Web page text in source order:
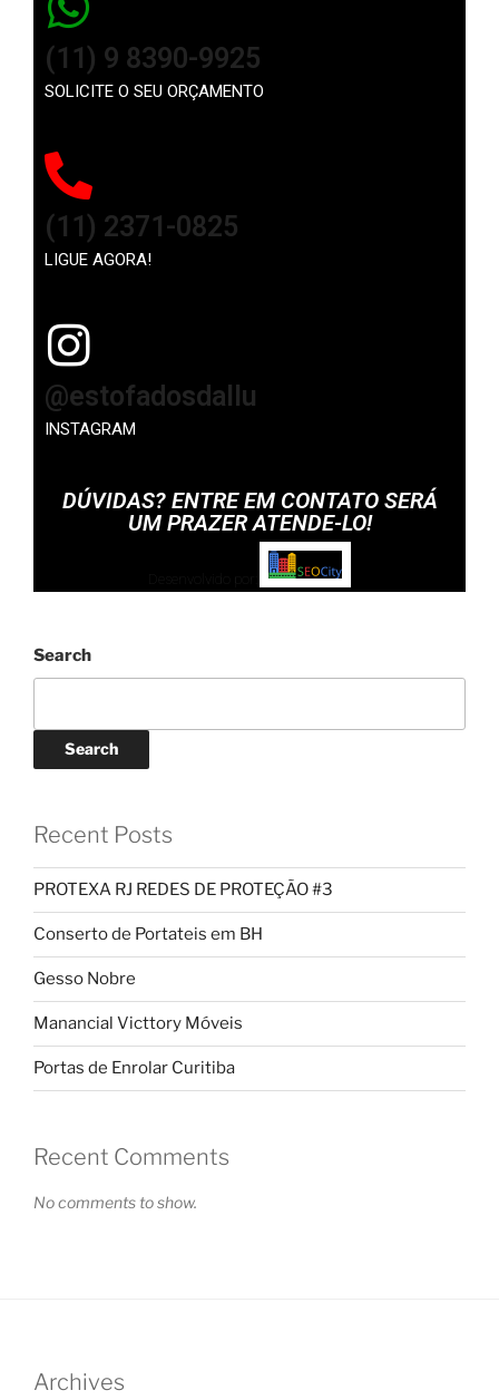
(11) 9 8390-9925
SOLICITE O SEU ORÇAMENTO
(11) 2371-0825
LIGUE AGORA!
@estofadosdallu
INSTAGRAM
DÚVIDAS? ENTRE EM CONTATO SERÁ
UM PRAZER ATENDE-LO!
Search
Search
Recent Posts
PROTEXA RJ REDES DE PROTEÇÃO #3
Conserto de Portateis em BH
Gesso Nobre
Manancial Victtory Móveis
Portas de Enrolar Curitiba
Recent Comments
No comments to show.
Archives